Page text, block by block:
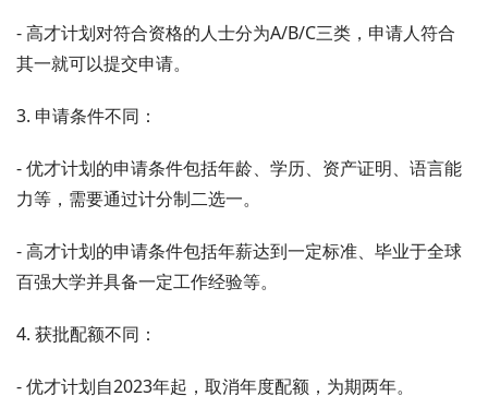
- 高才计划对符合资格的人士分为A/B/C三类，申请人符合
其一就可以提交申请。
3. 申请条件不同：
- 优才计划的申请条件包括年龄、学历、资产证明、语言能
力等，需要通过计分制二选一。
- 高才计划的申请条件包括年薪达到一定标准、毕业于全球
百强大学并具备一定工作经验等。
4. 获批配额不同：
- 优才计划自2023年起，取消年度配额，为期两年。